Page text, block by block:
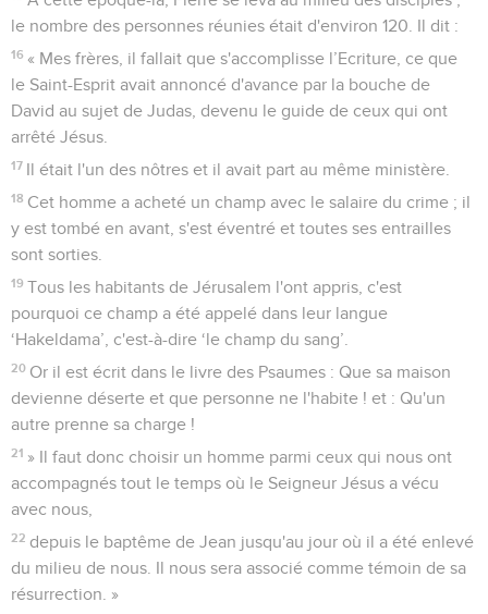
le nombre des personnes réunies était d'environ 120. Il dit :
16 « Mes frères, il fallait que s'accomplisse l’Ecriture, ce que
le Saint-Esprit avait annoncé d'avance par la bouche de
David au sujet de Judas, devenu le guide de ceux qui ont
arrêté Jésus.
17 Il était l'un des nôtres et il avait part au même ministère.
18 Cet homme a acheté un champ avec le salaire du crime ; il
y est tombé en avant, s'est éventré et toutes ses entrailles
sont sorties.
19 Tous les habitants de Jérusalem l'ont appris, c'est
pourquoi ce champ a été appelé dans leur langue
‘Hakeldama’, c'est-à-dire ‘le champ du sang’.
20 Or il est écrit dans le livre des Psaumes : Que sa maison
devienne déserte et que personne ne l'habite ! et : Qu'un
autre prenne sa charge !
21 » Il faut donc choisir un homme parmi ceux qui nous ont
accompagnés tout le temps où le Seigneur Jésus a vécu
avec nous,
22 depuis le baptême de Jean jusqu'au jour où il a été enlevé
du milieu de nous. Il nous sera associé comme témoin de sa
résurrection. »